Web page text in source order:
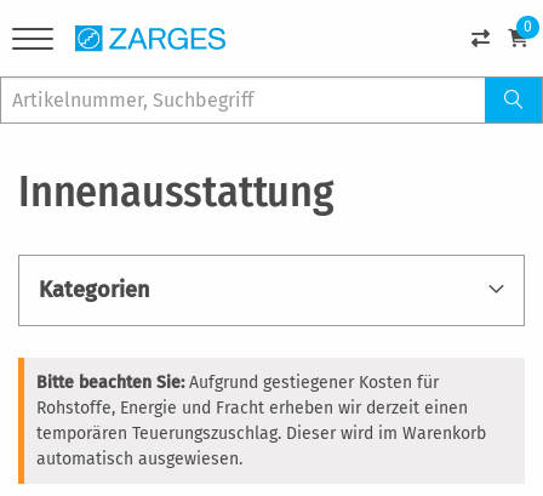
0
Innenausstattung
Bitte beachten Sie:Aufgrund gestiegener Kosten für
Rohstoffe, Energie und Fracht erheben wir derzeit einen
temporären Teuerungszuschlag. Dieser wird im Warenkorb
automatisch ausgewiesen.
Kategorien